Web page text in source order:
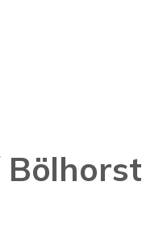
Bölhorst